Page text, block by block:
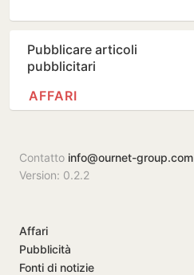
Pubblicare articoli
pubblicitari
AFFARI
Contatto info@ournet-group.com
Version: 0.2.2
Affari
Pubblicità
Fonti di notizie